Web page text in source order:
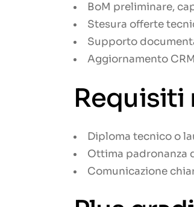
BoM preliminare,
Stesura offerte
Supporto
Aggiornamento
Requisiti
Diploma tecnico o
Ottima padronanza
Comunicazione